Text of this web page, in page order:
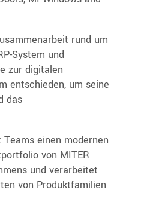
rund um
System und
zur digitalen
entschieden, um seine
das
einen modernen
von MITER
und verarbeitet
von Produktfamilien